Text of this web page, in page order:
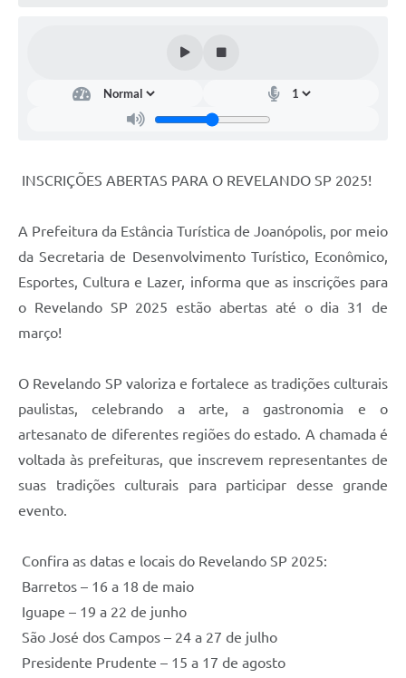
INSCRIÇÕES ABERTAS PARA O REVELANDO SP 2025!
A Prefeitura da Estância Turística de Joanópolis, por meio
da Secretaria de Desenvolvimento Turístico, Econômico,
Esportes, Cultura e Lazer, informa que as inscrições para
o Revelando SP 2025 estão abertas até o dia 31 de
março!
O Revelando SP valoriza e fortalece as tradições culturais
paulistas, celebrando a arte, a gastronomia e o
artesanato de diferentes regiões do estado. A chamada é
voltada às prefeituras, que inscrevem representantes de
suas tradições culturais para participar desse grande
evento.
Confira as datas e locais do Revelando SP 2025:
Barretos – 16 a 18 de maio
Iguape – 19 a 22 de junho
São José dos Campos – 24 a 27 de julho
Presidente Prudente – 15 a 17 de agosto